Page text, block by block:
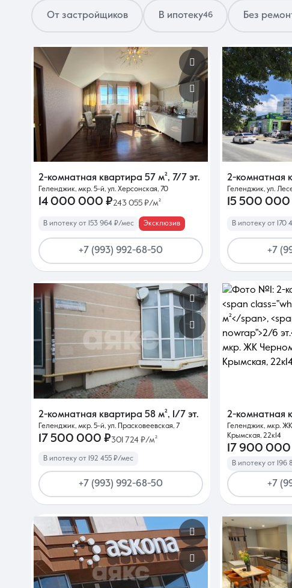
От застройщиков В ипотеку46 Без
2-комнатная квартира 57 м², 7/7 эт.
Геленджик, мкр. 5-й, ул. Херсонская, 70
14 000 000 ₽243 055 ₽/м²
В ипотеку от 153 964 ₽/мес Эксклюзив
+7 (993) 992-68-50
2-комнатная
Геленджик, ул.
15 500 000
В ипотеку от 170
+7
2-комнатная квартира 58 м², 1/7 эт.
Геленджик, мкр. 5-й, ул. Прасковеевская, 7
17 500 000 ₽301 724 ₽/м²
В ипотеку от 192 455 ₽/мес
+7 (993) 992-68-50
2-комнатная
Геленджик, мкр.
Крымская, 22к14
17 900 000
В ипотеку от 196
+7